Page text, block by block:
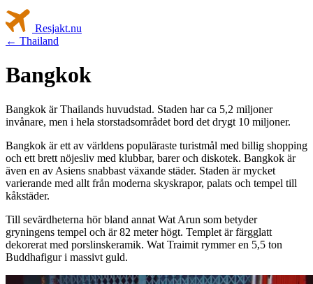
Resjakt.nu
← Thailand
Bangkok
Bangkok är Thailands huvudstad. Staden har ca 5,2 miljoner
invånare, men i hela storstadsområdet bord det drygt 10 miljoner.
Bangkok är ett av världens populäraste turistmål med billig shopping
och ett brett nöjesliv med klubbar, barer och diskotek. Bangkok är
även en av Asiens snabbast växande städer. Staden är mycket
varierande med allt från moderna skyskrapor, palats och tempel till
kåkstäder.
Till sevärdheterna hör bland annat Wat Arun som betyder
gryningens tempel och är 82 meter högt. Templet är färgglatt
dekorerat med porslinskeramik. Wat Traimit rymmer en 5,5 ton
Buddhafigur i massivt guld.